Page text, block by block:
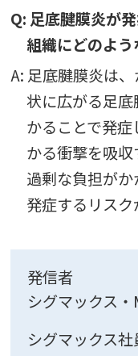
Q: 足底腱膜炎が
組織にどのよ
A: 足底腱膜炎は
状に広がる足
かることで発
かる衝撃を吸
過剰な負担がか
発症するリスク
発信者
シグマックス
シグマックス